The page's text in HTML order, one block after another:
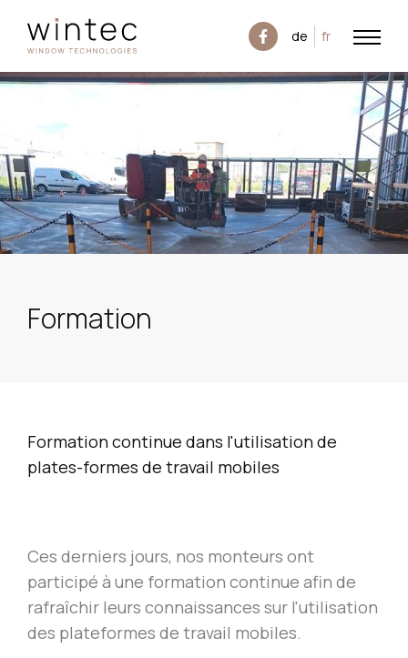
de fr
Formation
Formation continue dans l'utilisation de
plates-formes de travail mobiles
Ces derniers jours, nos monteurs ont
participé à une formation continue afin de
rafraîchir leurs connaissances sur l'utilisation
des plateformes de travail mobiles.